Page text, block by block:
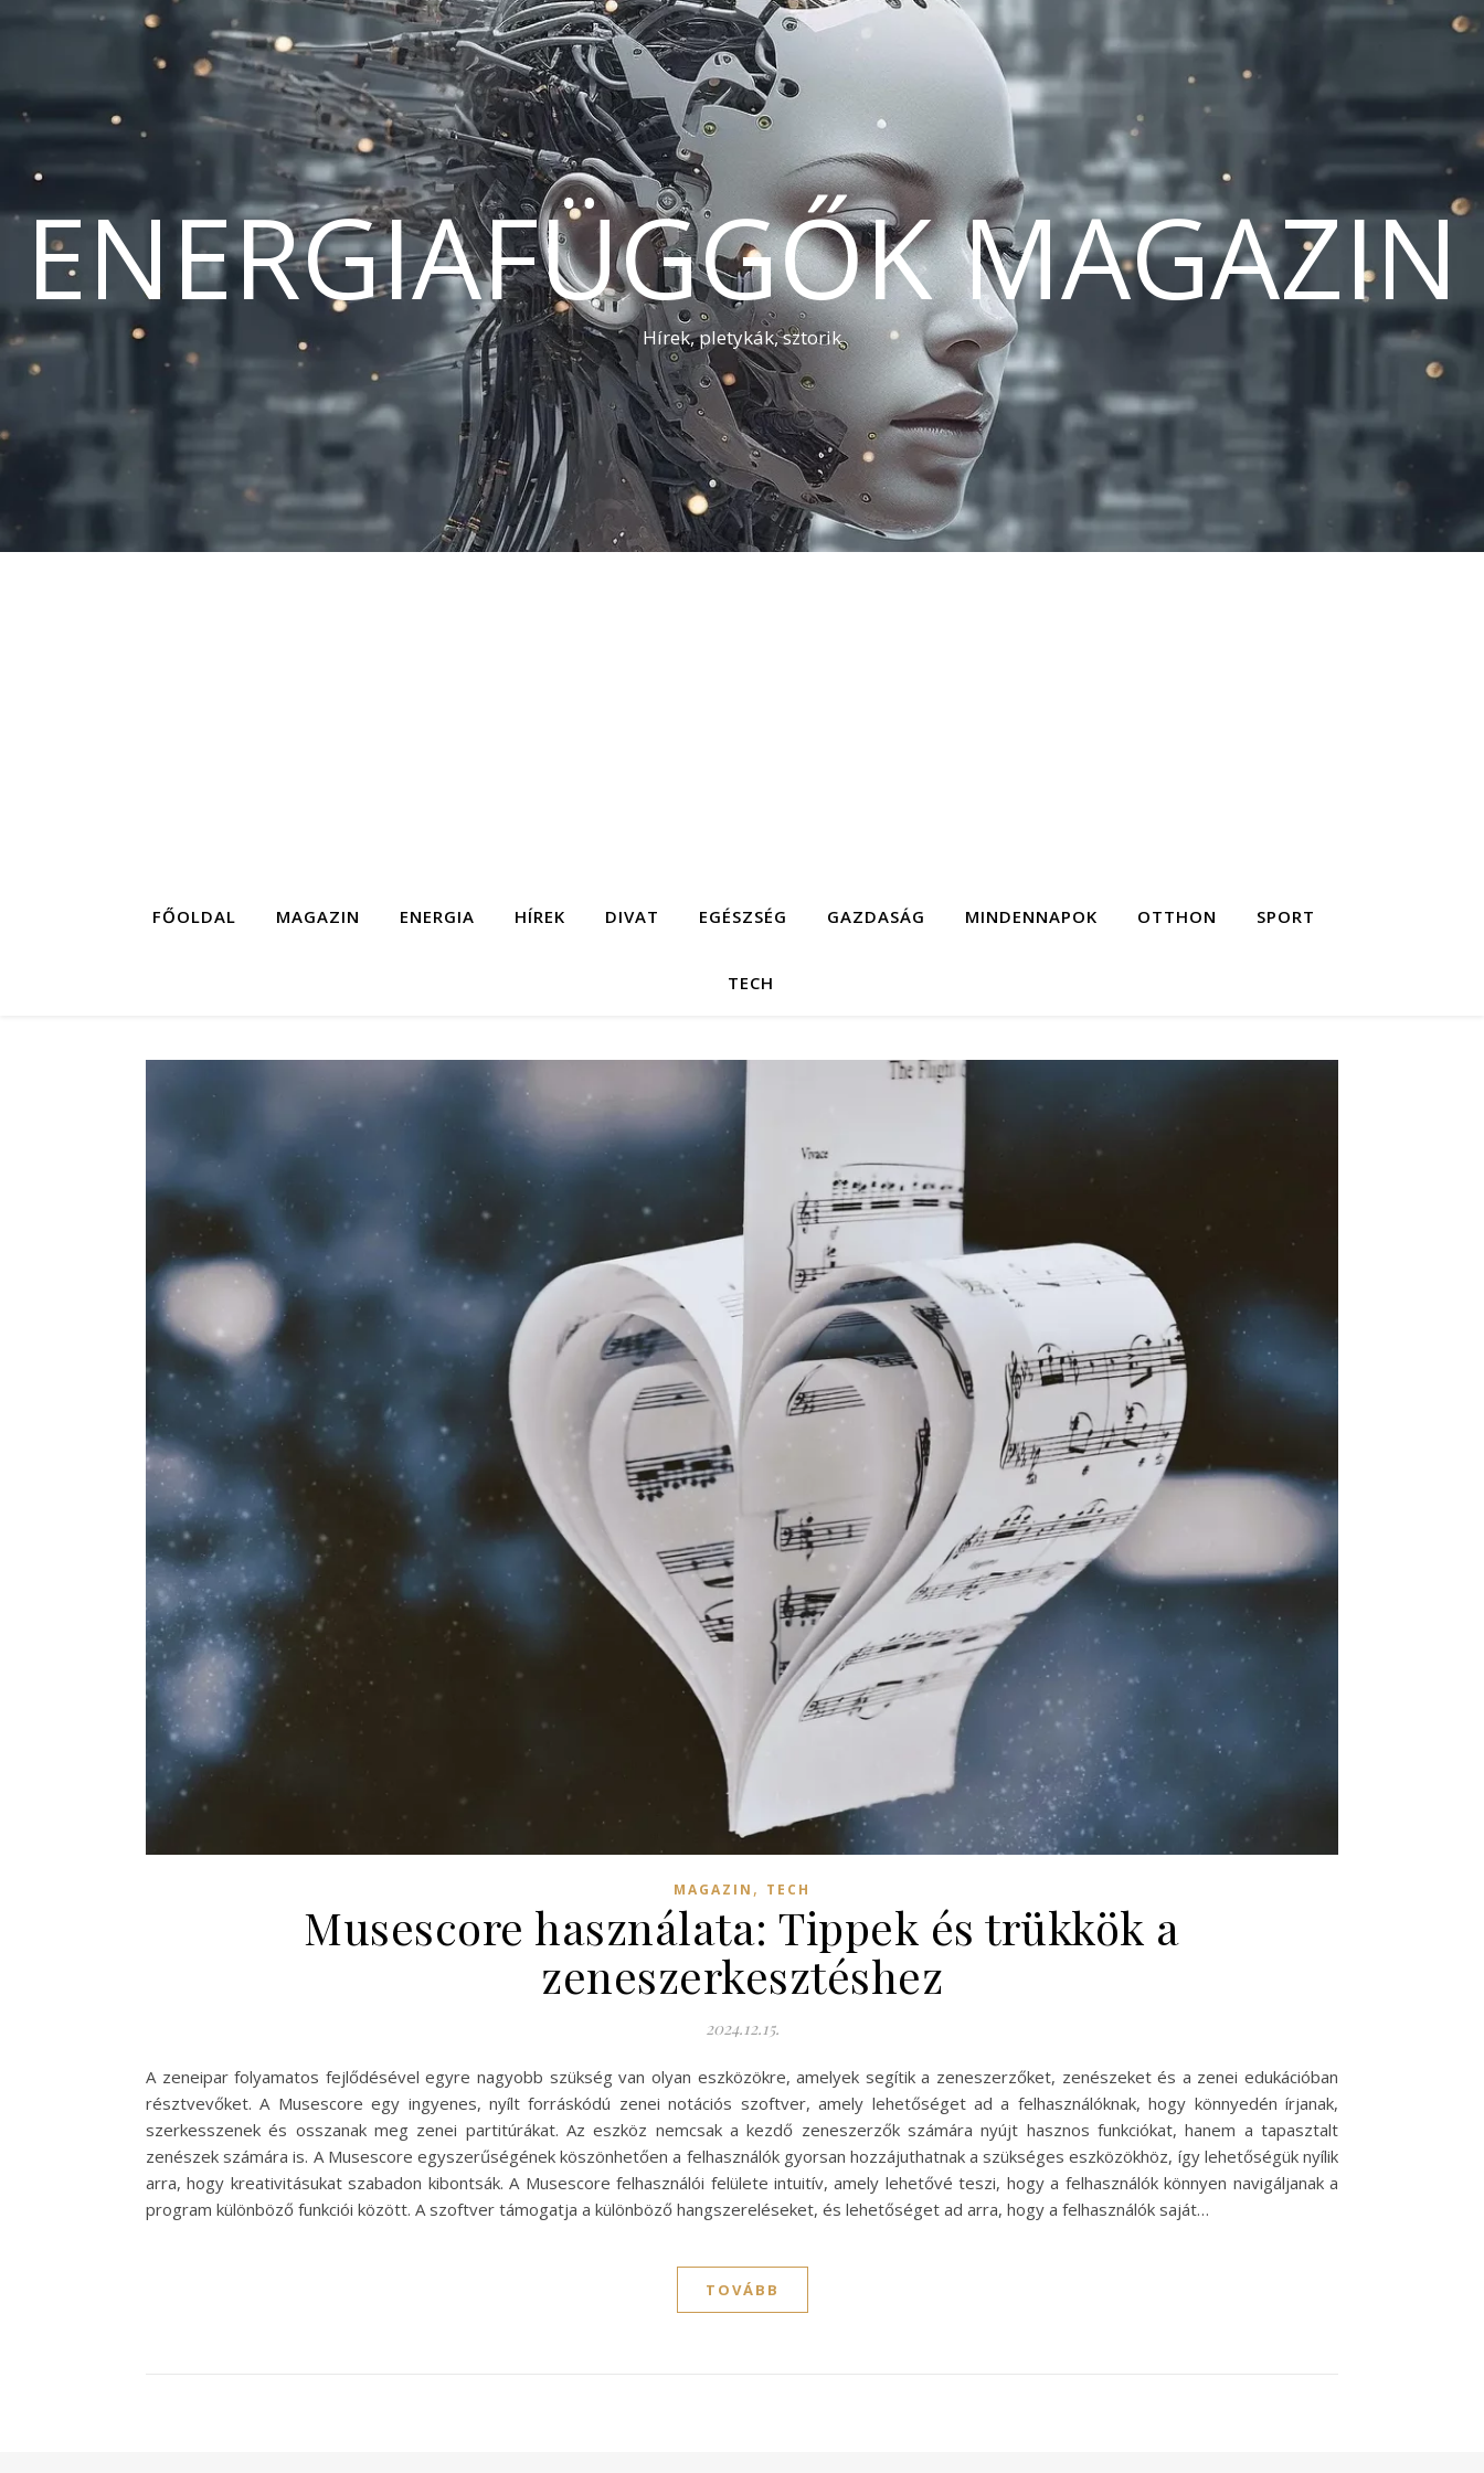
ENERGIAFÜGGŐK MAGAZIN
Hírek, pletykák, sztorik
FŐOLDAL MAGAZIN ENERGIA HÍREK DIVAT EGÉSZSÉG GAZDASÁG MINDENNAPOK OTTHON SPORT
TECH
MAGAZIN , TECH
Musescore használata: Tippek és trükkök a
zeneszerkesztéshez
2024.12.15.
A zeneipar folyamatos fejlődésével egyre nagyobb szükség van olyan eszközökre, amelyek segítik a zeneszerzőket, zenészeket és a zenei edukációban
résztvevőket. A Musescore egy ingyenes, nyílt forráskódú zenei notációs szoftver, amely lehetőséget ad a felhasználóknak, hogy könnyedén írjanak,
szerkesszenek és osszanak meg zenei partitúrákat. Az eszköz nemcsak a kezdő zeneszerzők számára nyújt hasznos funkciókat, hanem a tapasztalt
zenészek számára is. A Musescore egyszerűségének köszönhetően a felhasználók gyorsan hozzájuthatnak a szükséges eszközökhöz, így lehetőségük nyílik
arra, hogy kreativitásukat szabadon kibontsák. A Musescore felhasználói felülete intuitív, amely lehetővé teszi, hogy a felhasználók könnyen navigáljanak a
program különböző funkciói között. A szoftver támogatja a különböző hangszereléseket, és lehetőséget ad arra, hogy a felhasználók saját…
TOVÁBB